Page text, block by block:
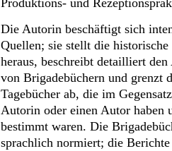
Produktions- und
Die Autorin beschäftigt sich
Quellen; sie stellt die
heraus, beschreibt detailliert
von Brigadebüchern und grenzt
Tagebücher ab, die im
Autorin oder einen Autor
bestimmt waren. Die
sprachlich normiert; die